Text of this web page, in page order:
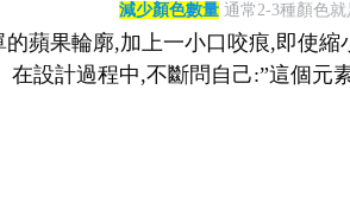
減少顏色數量通常2-3種顏色就
蘋果輪廓,加上一小口咬痕,即使
設計過程中,不斷問自己:”這個